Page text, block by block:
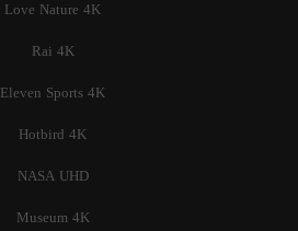
Love Nature 4K
Rai 4K
Eleven Sports 4K
Hotbird 4K
NASA UHD
Museum 4K